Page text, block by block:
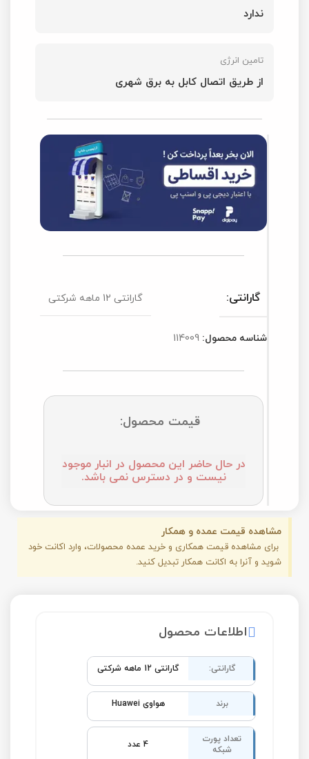
ندارد
تامین انرژی
از طریق اتصال کابل به برق شهری
گارانتی: گارانتی 12 ماهه شرکتی
شناسه محصول: 114009
قیمت محصول:
در حال حاضر این محصول در انبار موجود
نیست و در دسترس نمی باشد.
مشاهده قیمت عمده و همکار
برای مشاهده قیمت همکاری و خرید عمده محصولات، وارد اکانت خود
شوید و آنرا به اکانت همکار تبدیل کنید.
اطلاعات محصول
گارانتی: گارانتی 12 ماهه شرکتی
برند هواوی Huawei
تعداد پورت
شبکه
4 عدد